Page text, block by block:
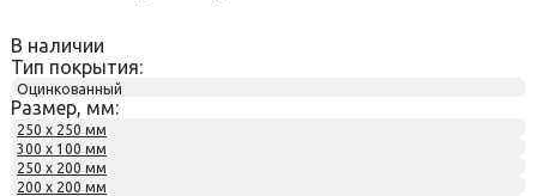
В наличии
Тип покрытия:
Оцинкованный
Размер, мм:
250 x 250 мм
300 x 100 мм
250 x 200 мм
200 x 200 мм